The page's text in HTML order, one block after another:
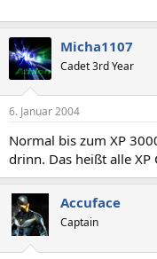
Micha1107
Cadet 3rd Year
6. Januar 2004
Normal bis zum XP
drinn. Das heißt alle XP
Accuface
Captain